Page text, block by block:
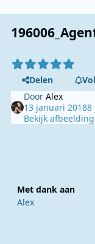
Delen
DoorAlex
13 januari 20188
Bekijk
Met dank aan
Alex